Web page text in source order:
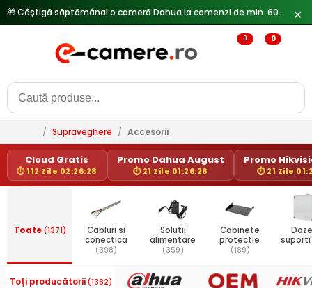
✕
0 0
/ Supraveghere / Accesorii
Cloud Gratis
⏱ 112 Zile 02:26:27
Promo Dahua August
⏱ 21 Zile 01:26:27
Promo
⏱ 21 Zile
Toate(1371)
Cabluri si
conectica
(398)
Solutii
alimentare
(359)
Cabinete
protectie
(189)
suporti
Toți producătorii (1382)